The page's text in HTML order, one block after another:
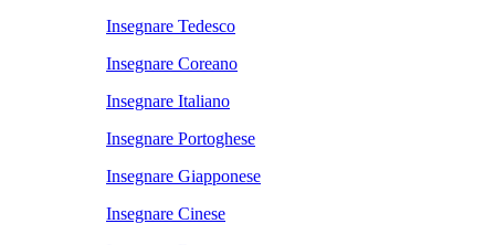
Insegnare Tedesco
Insegnare Coreano
Insegnare Italiano
Insegnare Portoghese
Insegnare Giapponese
Insegnare Cinese